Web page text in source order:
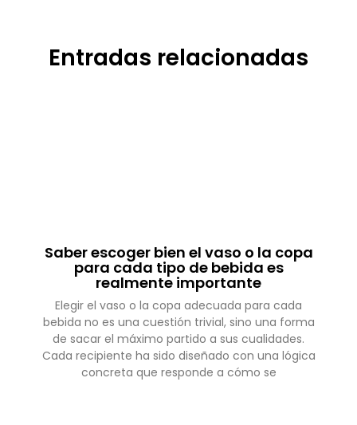
Entradas relacionadas
Saber escoger bien el vaso o la copa
para cada tipo de bebida es
realmente importante
Elegir el vaso o la copa adecuada para cada
bebida no es una cuestión trivial, sino una forma
de sacar el máximo partido a sus cualidades.
Cada recipiente ha sido diseñado con una lógica
concreta que responde a cómo se